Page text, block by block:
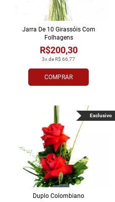
COMPRAR
3x de R$ 66,77
R$200,30
Jarra De 10 Girassóis Com
Folhagens
Duplo Colombiano
Exclusivo